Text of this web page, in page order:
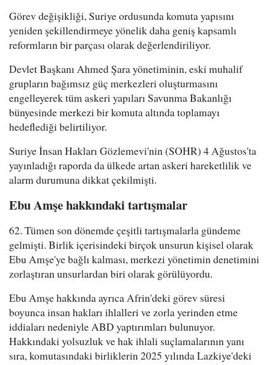
Görev değişikliği, Suriye ordusunda komuta yapısını
yeniden şekillendirmeye yönelik daha geniş kapsamlı
reformların bir parçası olarak değerlendiriliyor.
Devlet Başkanı Ahmed Şara yönetiminin, eski muhalif
grupların bağımsız güç merkezleri oluşturmasını
engelleyerek tüm askeri yapıları Savunma Bakanlığı
bünyesinde merkezi bir komuta altında toplamayı
hedeflediği belirtiliyor.
Suriye İnsan Hakları Gözlemevi'nin (SOHR) 4 Ağustos'ta
yayınladığı raporda da ülkede artan askeri hareketlilik ve
alarm durumuna dikkat çekilmişti.
Ebu Amşe hakkındaki tartışmalar
62. Tümen son dönemde çeşitli tartışmalarla gündeme
gelmişti. Birlik içerisindeki birçok unsurun kişisel olarak
Ebu Amşe'ye bağlı kalması, merkezi yönetimin denetimini
zorlaştıran unsurlardan biri olarak görülüyordu.
Ebu Amşe hakkında ayrıca Afrin'deki görev süresi
boyunca insan hakları ihlalleri ve zorla yerinden etme
iddiaları nedeniyle ABD yaptırımları bulunuyor.
Hakkındaki yolsuzluk ve hak ihlali suçlamalarının yanı
sıra, komutasındaki birliklerin 2025 yılında Lazkiye'deki